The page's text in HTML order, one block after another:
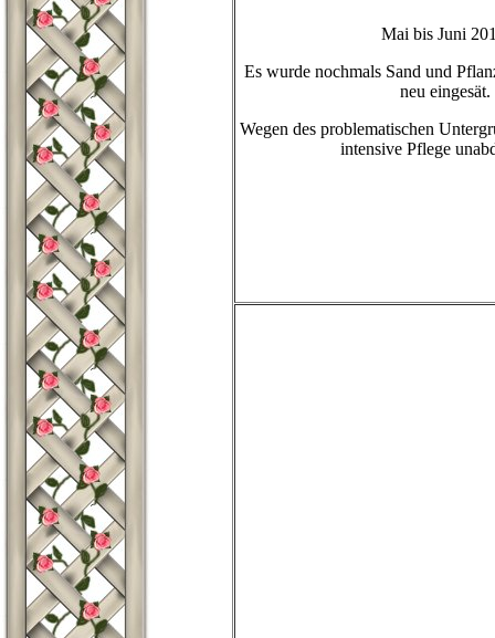
Mai bis Juni
Es wurde nochmals Sand und
neu eingesät.
Wegen des problematischen
intensive Pflege